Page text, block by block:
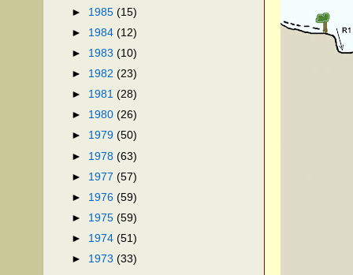
► 1985 (15)
► 1984 (12)
► 1983 (10)
► 1982 (23)
► 1981 (28)
► 1980 (26)
► 1979 (50)
► 1978 (63)
► 1977 (57)
► 1976 (59)
► 1975 (59)
► 1974 (51)
► 1973 (33)